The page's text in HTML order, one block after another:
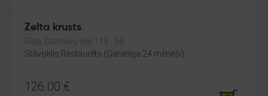
Zelta krusts
Rīga, Dzirnavu iela 119 - 58
Stāvoklis Restaurēts (Garantija 24 mēneši)
126.00 €